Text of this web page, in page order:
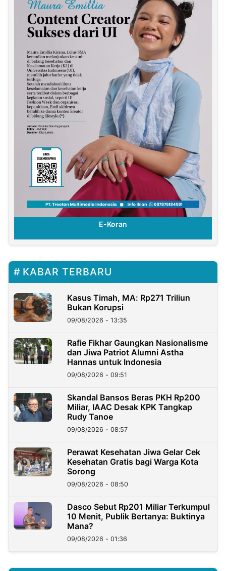
E-Koran
KABAR TERBARU
Kasus Timah, MA: Rp271 Triliun
Bukan Korupsi
09/08/2026 - 13:35
Rafie Fikhar Gaungkan Nasionalisme
dan Jiwa Patriot Alumni Astha
Hannas untuk Indonesia
09/08/2026 - 09:51
Skandal Bansos Beras PKH Rp200
Miliar, IAAC Desak KPK Tangkap
Rudy Tanoe
09/08/2026 - 08:57
Perawat Kesehatan Jiwa Gelar Cek
Kesehatan Gratis bagi Warga Kota
Sorong
09/08/2026 - 08:50
Dasco Sebut Rp201 Miliar Terkumpul
10 Menit, Publik Bertanya: Buktinya
Mana?
09/08/2026 - 01:36